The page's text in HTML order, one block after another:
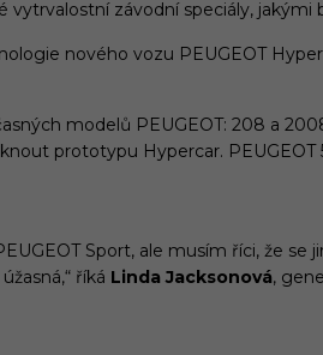
závodní speciály, jakými
nového vozu PEUGEOT
modelů PEUGEOT: 208 a
prototypu Hypercar.
Sport, ale musím říci, že
říká Linda Jacksonová,